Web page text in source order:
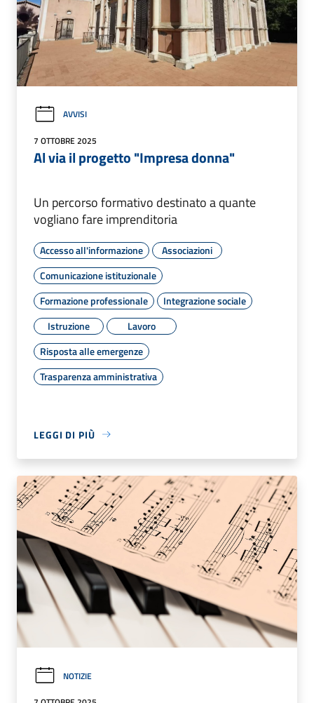
AVVISI
7 OTTOBRE 2025
Al via il progetto "Impresa donna"
Un percorso formativo destinato a quante
vogliano fare imprenditoria
Accesso all'informazione
Associazioni
Comunicazione istituzionale
Formazione professionale
Integrazione sociale
Istruzione
Lavoro
Risposta alle emergenze
Trasparenza amministrativa
LEGGI DI PIÙ
NOTIZIE